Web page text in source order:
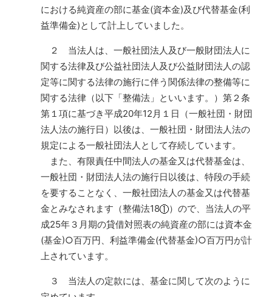
における純資産の部に基金(資本金)及び代替基金(利
益準備金)として計上していました。
２ 当法人は、一般社団法人及び一般財団法人に
関する法律及び公益社団法人及び公益財団法人の認
定等に関する法律の施行に伴う関係法律の整備等に
関する法律（以下「整備法」といいます。）第２条
第１項に基づき平成20年12月１日（一般社団・財団
法人法の施行日）以後は、一般社団・財団法人法の
規定による一般社団法人として存続しています。
また、有限責任中間法人の基金又は代替基金は、
一般社団・財団法人法の施行日以後は、特段の手続
を要することなく、一般社団法人の基金又は代替基
金とみなされます（整備法18
）ので、当法人の平
成25年３月期の貸借対照表の純資産の部には資本金
(基金)○百万円、利益準備金(代替基金)○百万円が計
上されています。
３ 当法人の定款には、基金に関して次のように